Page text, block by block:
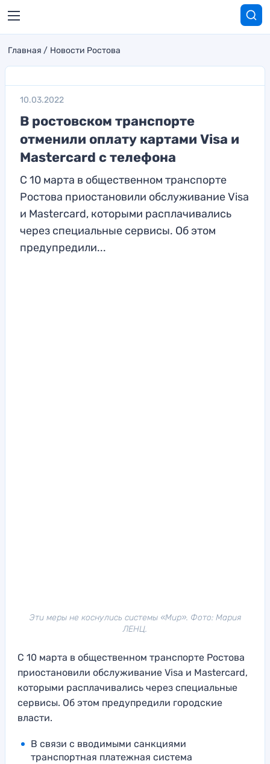
Главная Новости Ростова
10.03.2022
В ростовском транспорте
отменили оплату картами Visa и
Mastercard с телефона
С 10 марта в общественном транспорте
Ростова приостановили обслуживание Visa
и Mastercard, которыми расплачивались
через специальные сервисы. Об этом
предупредили...
Эти меры не коснулись системы «Мир». Фото: Мария
ЛЕНЦ.
С 10 марта в общественном транспорте Ростова
приостановили обслуживание Visa и Mastercard,
которыми расплачивались через специальные
сервисы. Об этом предупредили городские
власти.
В связи с вводимыми санкциями
транспортная платежная система